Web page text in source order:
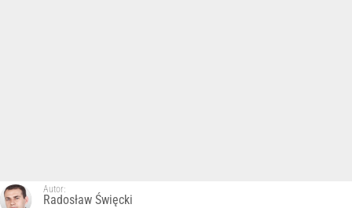
Autor:
Radosław Święcki